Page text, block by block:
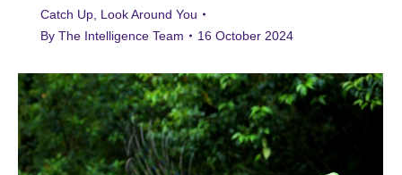
Catch Up Look Around You
By The Intelligence Team 16 October 2024